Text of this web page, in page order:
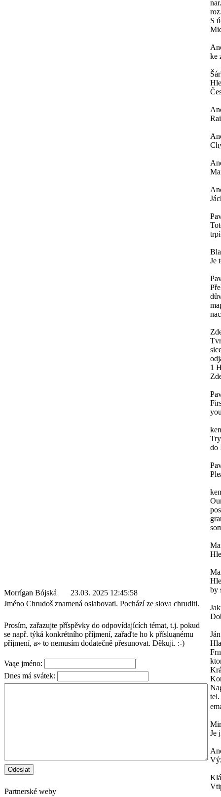
Morrígan Bójská
23.03. 2025 12:45:58
Jméno Chrudoš znamená oslabovati. Pochází ze slova chruditi.
Prosím, zařazujte příspěvky do odpovídajících témat, t.j. pokud
se např. týká konkrétního příjmení, zařaďte ho k přísluąnému
příjmení, a» to nemusím dodatečně přesunovat. Děkuji. :-)
Vaąe jméno:
Dnes má svátek:
Partnerské weby
S
ke
Je
1
do
by
Ján
Je